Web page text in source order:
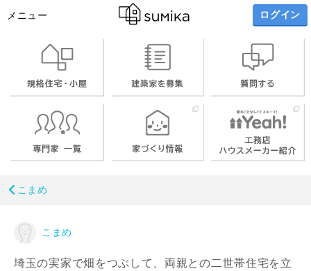
メニュー ログイン
こまめ
こまめ
埼玉の実家で畑をつぶして、両親との二世帯住宅を立